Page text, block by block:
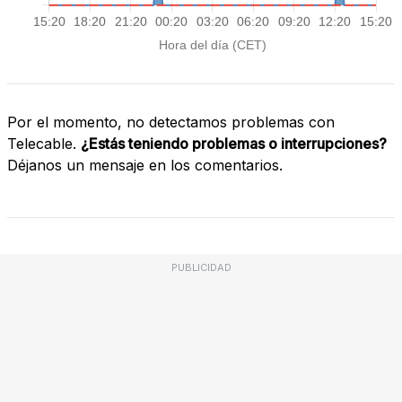
Por el momento, no detectamos problemas con
Telecable. ¿Estás teniendo problemas o interrupciones?
Déjanos un mensaje en los comentarios.
PUBLICIDAD